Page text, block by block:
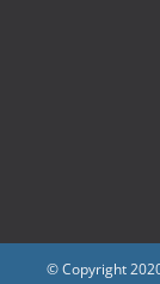
© Copyright